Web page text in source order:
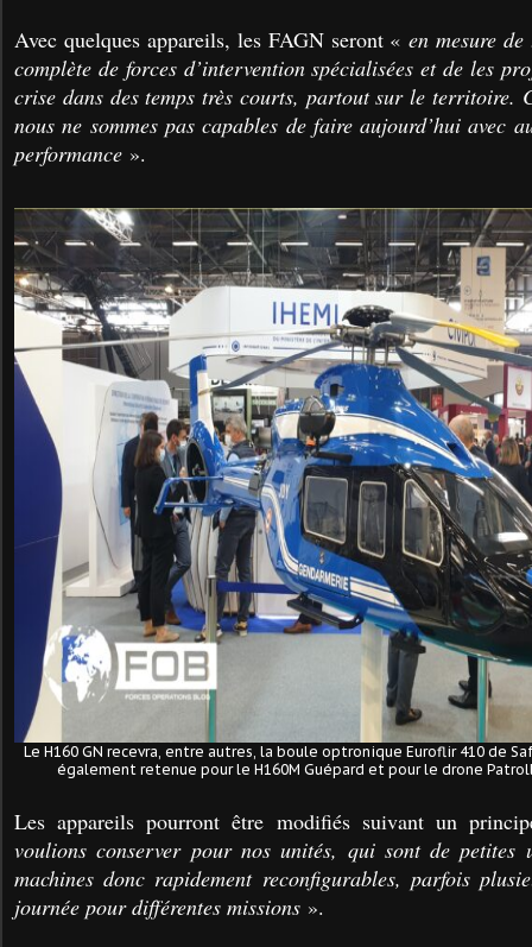
Avec quelques appareils, les FAGN seront «en mesure
complète de forces d’intervention spécialisées et de les
crise dans des temps très courts, partout sur le territoire.
nous ne sommes pas capables de faire aujourd’hui avec
performance ».
Le H160 GN recevra, entre autres, la boule optronique Euroflir 410 de
également retenue pour le H160M Guépard et pour le drone
Les appareils pourront être modifiés suivant un
voulions conserver pour nos unités, qui sont de petites
machines donc rapidement reconfigurables, parfois
journée pour différentes missions ».